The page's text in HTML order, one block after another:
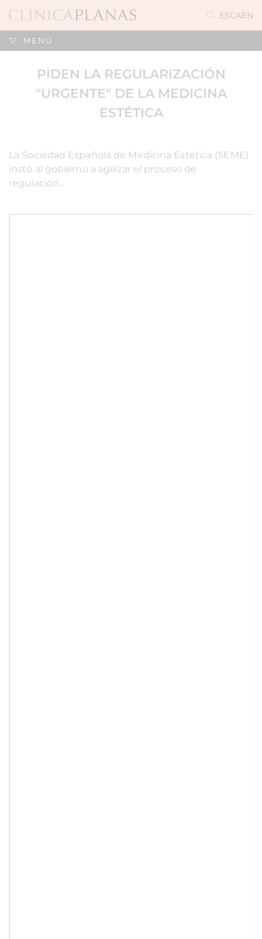
ESCAEN
MENÚ
PIDEN LA REGULARIZACIÓN
"URGENTE" DE LA MEDICINA
ESTÉTICA
La Sociedad Española de Medicina Estética (SEME)
instó al gobierno a agilizar el proceso de
regulación...